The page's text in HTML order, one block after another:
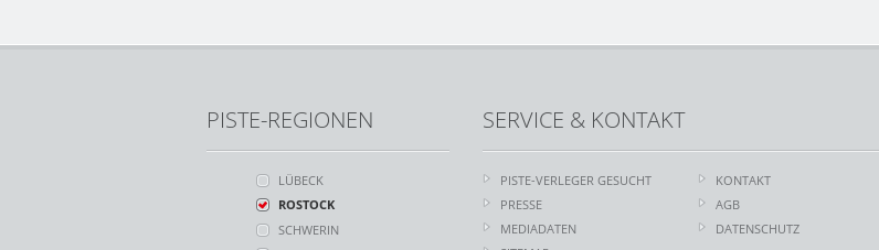
PISTE-REGIONEN
LÜBECK
ROSTOCK
SCHWERIN
SERVICE & KONTAKT
PISTE-VERLEGER GESUCHT
PRESSE
MEDIADATEN
KONTAKT
AGB
DATENSCHUTZ